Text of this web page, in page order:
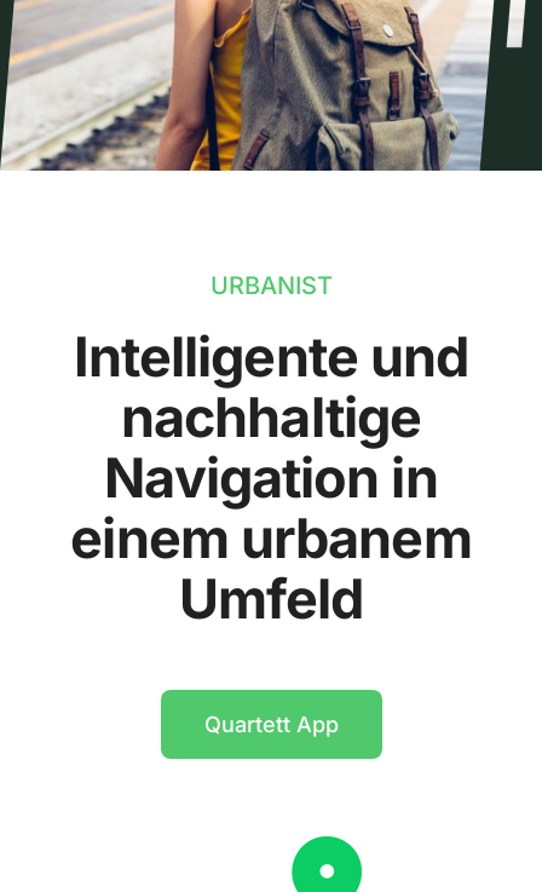
URBANIST
Intelligente und
nachhaltige
Navigation in
einem urbanem
Umfeld
Quartett App